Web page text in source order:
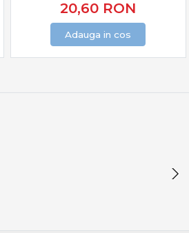
20,60 RON
Adauga in cos